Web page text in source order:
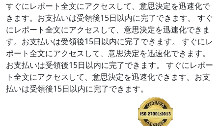
すぐにレポート全文にアクセスして、意思決定を迅速化で
きます。お支払いは受領後15日以内に完了できます。
すぐ
にレポート全文にアクセスして、意思決定を迅速化できま
す。お支払いは受領後15日以内に完了できます。
すぐにレ
ポート全文にアクセスして、意思決定を迅速化できます。
お支払いは受領後15日以内に完了できます。
すぐにレポー
ト全文にアクセスして、意思決定を迅速化できます。お支
払いは受領後15日以内に完了できます。